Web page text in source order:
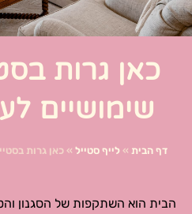
כאן גרות
שימושיים
דף הבית » לייף סטייל » כאן גרות
הבית הוא השתקפות של הסגנון